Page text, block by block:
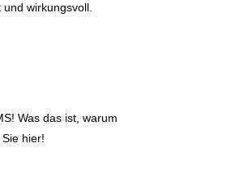
wirkungsvoll.
Was das ist, warum
hier!